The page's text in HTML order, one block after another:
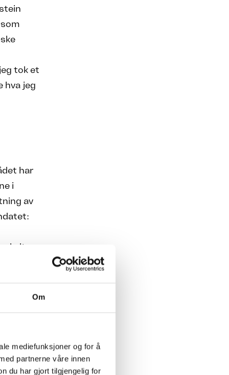
Om
mediefunksjoner og for å
partnerne våre innen
du har gjort tilgjengelig for
tok et
hva jeg
har
i
av
en